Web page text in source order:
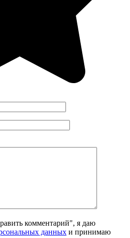
комментарий", я даю
данных и принимаю